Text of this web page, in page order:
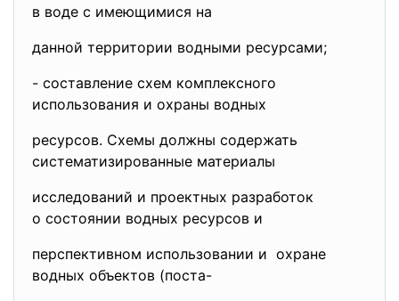
в воде с имеющимися на
данной территории водными ресурсами;
- составление схем комплексного
использования и охраны водных
ресурсов. Схемы должны содержать
систематизированные материалы
исследований и проектных разработок
о состоянии водных ресурсов и
перспективном использовании и охране
водных объектов (поста-